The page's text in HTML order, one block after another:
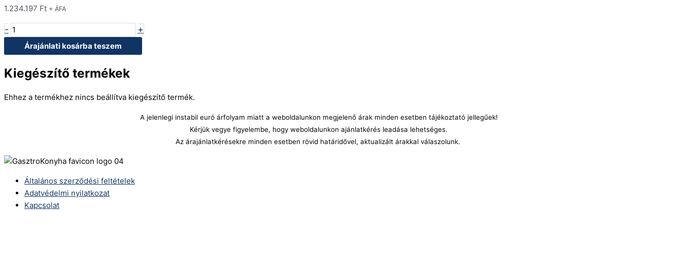
1.234.197 Ft + ÁFA
- +
Árajánlati kosárba teszem
Kiegészítő termékek
Ehhez a termékhez nincs beállítva kiegészítő termék.
A jelenlegi instabil euró árfolyam miatt a weboldalunkon megjelenő árak minden esetben tájékoztató jellegűek!
Kérjük vegye figyelembe, hogy weboldalunkon ajánlatkérés leadása lehetséges.
Az árajánlatkérésekre minden esetben rövid határidővel, aktualizált árakkal válaszolunk.
Általános szerződési feltételek
Adatvédelmi nyilatkozat
Kapcsolat